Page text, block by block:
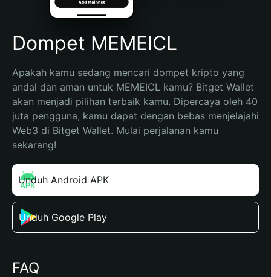
Español (Argentina)
Dompet MEMEICL
Apakah kamu sedang mencari dompet kripto yang
andal dan aman untuk MEMEICL kamu? Bitget Wallet
akan menjadi pilihan terbaik kamu. Dipercaya oleh 40
juta pengguna, kamu dapat dengan bebas menjelajahi
Web3 di Bitget Wallet. Mulai perjalanan kamu
sekarang!
Unduh Android APK
Unduh Google Play
FAQ